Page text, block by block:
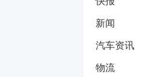
新闻
汽车资讯
物流